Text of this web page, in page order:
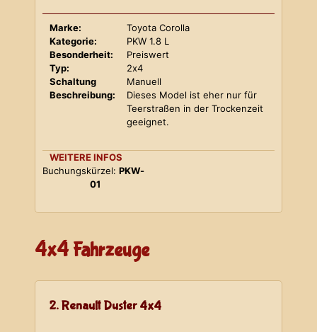
Marke:
Toyota Corolla
Kategorie:
PKW 1.8 L
Besonderheit:
Preiswert
Typ:
2x4
Schaltung
Manuell
Beschreibung:
Dieses Model ist eher nur für
Teerstraßen in der Trockenzeit
geeignet.
WEITERE INFOS
Buchungskürzel: PKW-
01
4x4 Fahrzeuge
2. Renault Duster 4x4